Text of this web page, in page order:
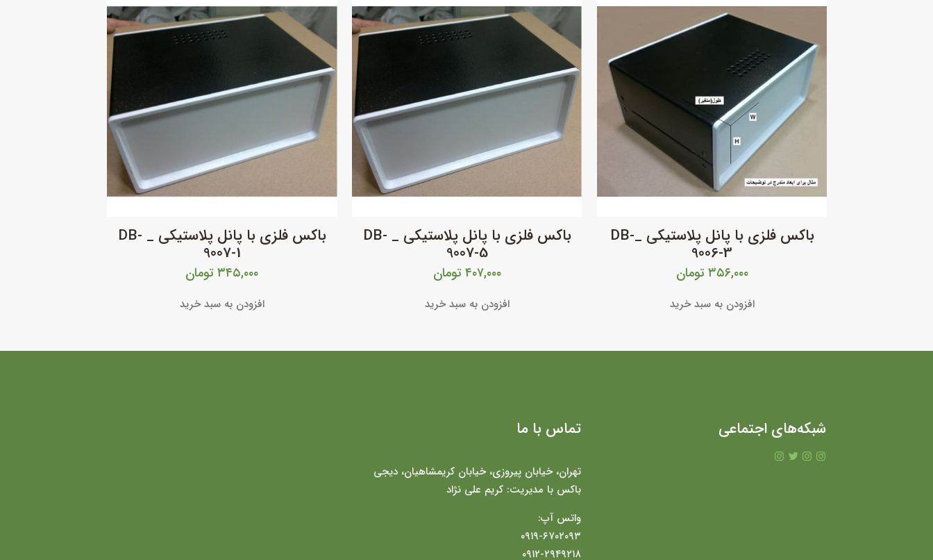
باکس فلزی با پانل پلاستیکی _DB-
9006-3
۳۵۶,۰۰۰ تومان
افزودن به سبد خرید
باکس فلزی با پانل پلاستیکی _ DB-
9007-5
۴۰۷,۰۰۰ تومان
افزودن به سبد خرید
باکس فلزی با پانل پلاستیکی _ DB-
9007-1
۳۴۵,۰۰۰ تومان
افزودن به سبد خرید
شبکه‌های اجتماعی تماس با ما
تهران، خیابان پیروزی، خیابان کریمشاهیان، دیجی
باکس با مدیریت: کریم علی نژاد
واتس آپ:
۰۹۱۹-۶۷۰۲۰۹۳
۰۹۱۲-۲۹۴۹۲۱۸